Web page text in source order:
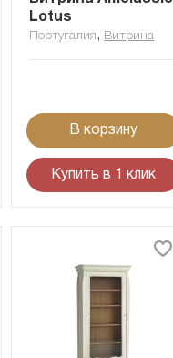
Lotus
Португалия , Витрина
В корзину
Купить в 1 клик